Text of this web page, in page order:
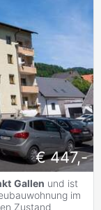
€ 447,-
Gallen und ist
im
Zustand